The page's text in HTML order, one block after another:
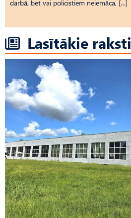
darbā, bet vai policistiem neiemāca, […]
Lasītākie raksti